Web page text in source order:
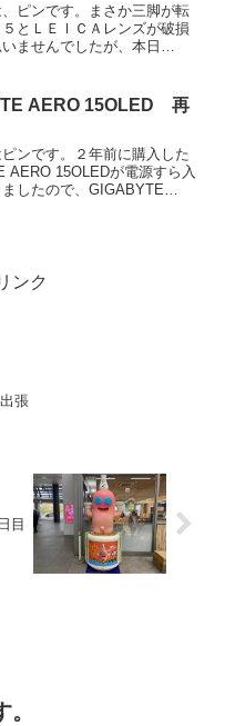
、ピンです。まさか三脚が転
とＬＥＩＣＡレンズが破損
ませんでしたが、本日
ます。
AERO 15OLED 再
ンです。２年前に購入した
AERO 15OLEDが電源すら入
したので、GIGABYTE
ンク
張
目